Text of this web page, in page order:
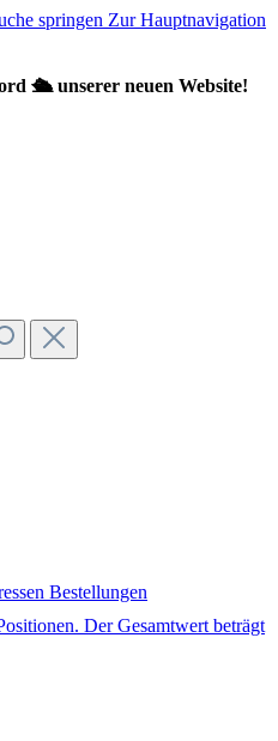
springen Zur Hauptnavigation
🛳️ unserer neuen Website!
Bestellungen
Der Gesamtwert beträgt